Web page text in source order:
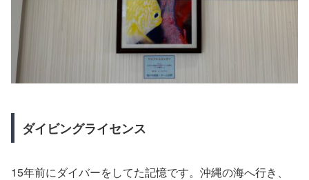
ダイビングライセンス
15年前にダイバーをしてた記憶です。沖縄の海へ行き、